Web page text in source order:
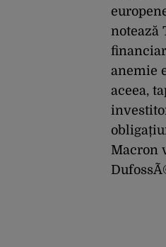
notează
anemie
aceea,
Macron